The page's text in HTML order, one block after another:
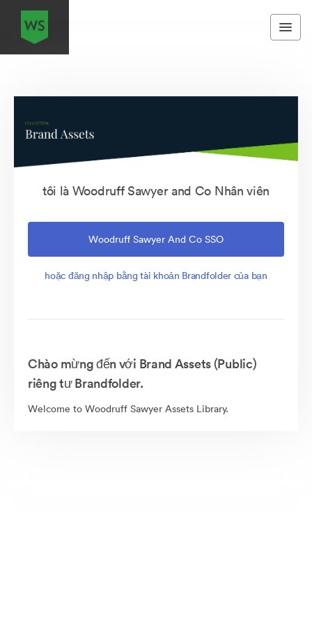
tôi là Woodruff Sawyer and Co Nhân viên
Woodruff Sawyer And Co SSO
hoặc đăng nhập bằng tài khoản Brandfolder của bạn
Chào mừng đến với Brand Assets (Public)
riêng tư Brandfolder.
Welcome to Woodruff Sawyer Assets Library.